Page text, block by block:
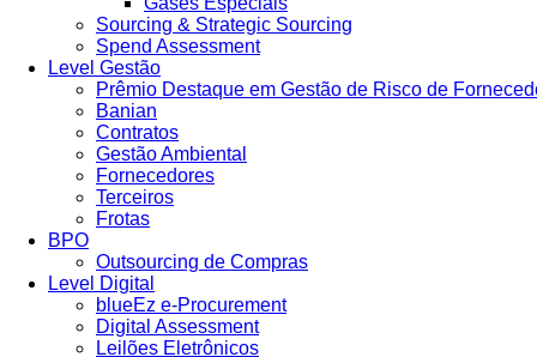
Sourcing & Strategic Sourcing
Spend Assessment
Level Gestão
Prêmio Destaque em Gestão de Risco de
Banian
Contratos
Gestão Ambiental
Fornecedores
Terceiros
Frotas
BPO
Outsourcing de Compras
Level Digital
blueEz e-Procurement
Digital Assessment
Leilões Eletrônicos